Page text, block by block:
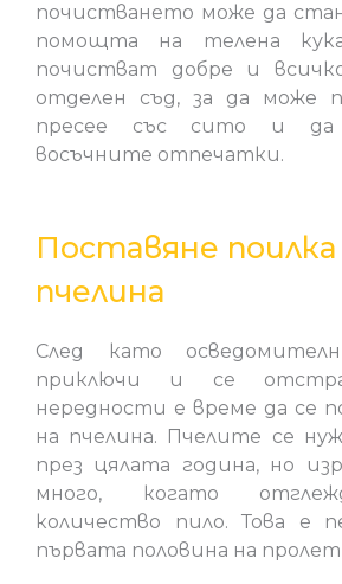
почистването може да
помощта на телена
почистват добре и
отделен съд, за да може
пресее със сито и да
восъчните отпечатки.
Поставяне поилка
пчелина
След като
приключи и се
нередности е време да се
на пчелина. Пчелите се
през цялата година, но
много, когато
количество пило. Това е
първата половина на